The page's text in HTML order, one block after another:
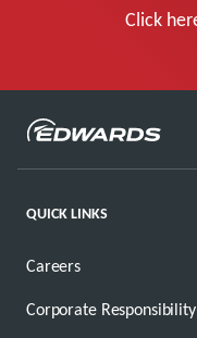
Click
QUICK LINKS
Careers
Corporate Responsibility